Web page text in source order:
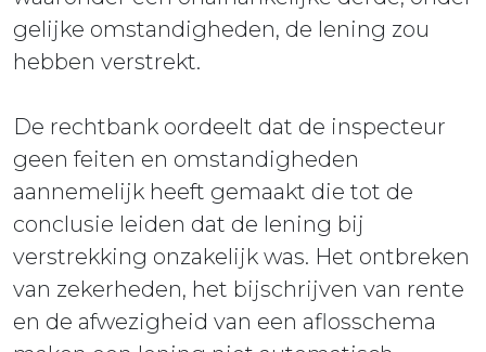
gelijke omstandigheden, de lening zou
hebben verstrekt.
De rechtbank oordeelt dat de inspecteur
geen feiten en omstandigheden
aannemelijk heeft gemaakt die tot de
conclusie leiden dat de lening bij
verstrekking onzakelijk was. Het ontbreken
van zekerheden, het bijschrijven van rente
en de afwezigheid van een aflosschema